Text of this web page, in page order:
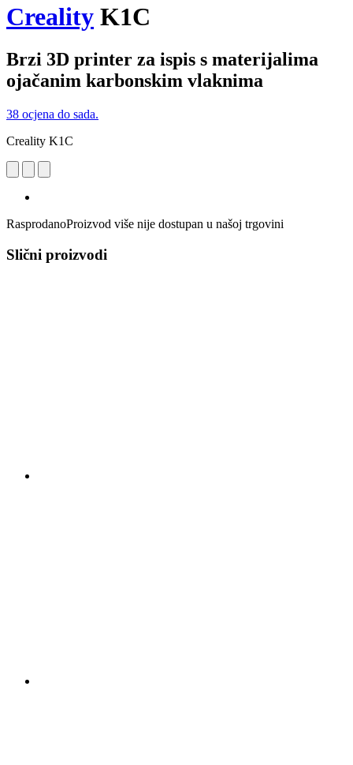
Creality K1C
Brzi 3D printer za ispis s materijalima
ojačanim karbonskim vlaknima
38 ocjena do sada.
Creality K1C
RasprodanoProizvod više nije dostupan u našoj trgovini
Slični proizvodi